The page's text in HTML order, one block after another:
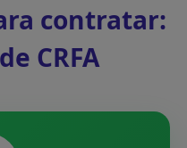
contratar:
CRFA